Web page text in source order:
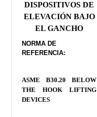
DISPOSITIVOS DE
ELEVACIÓN BAJO
EL GANCHO
NORMA DE
REFERENCIA:
ASME B30.20 BELOW
THE HOOK LIFTING
DEVICES